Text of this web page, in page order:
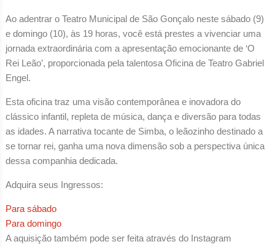
Ao adentrar o Teatro Municipal de São Gonçalo neste sábado (9)
e domingo (10), às 19 horas, você está prestes a vivenciar uma
jornada extraordinária com a apresentação emocionante de ‘O
Rei Leão’, proporcionada pela talentosa Oficina de Teatro Gabriel
Engel.
Esta oficina traz uma visão contemporânea e inovadora do
clássico infantil, repleta de música, dança e diversão para todas
as idades. A narrativa tocante de Simba, o leãozinho destinado a
se tornar rei, ganha uma nova dimensão sob a perspectiva única
dessa companhia dedicada.
Adquira seus Ingressos:
Para sábado
Para domingo
A aquisição também pode ser feita através do Instagram